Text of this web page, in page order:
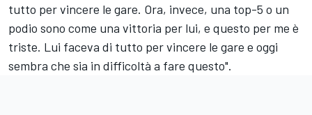
tutto per vincere le gare. Ora, invece, una top-5 o un
podio sono come una vittoria per lui, e questo per me è
triste. Lui faceva di tutto per vincere le gare e oggi
sembra che sia in difficoltà a fare questo".